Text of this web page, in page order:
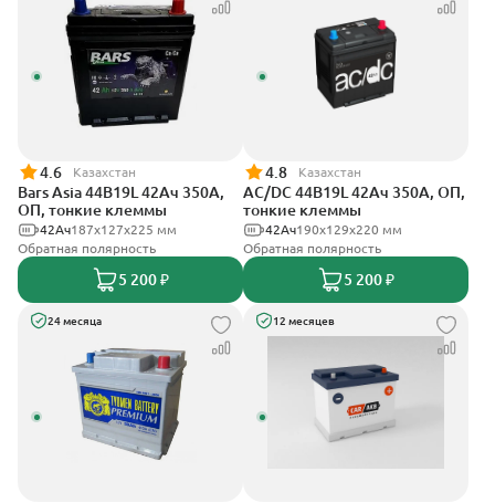
4.6 Казахстан
Bars Asia 44B19L 42Ач 350А,
ОП, тонкие клеммы
187x127x225 мм
42Ач
Обратная полярность
5 200 ₽
4.8 Казахстан
AC/DC 44B19L 42Ач 350А, ОП,
тонкие клеммы
190x129x220 мм
42Ач
Обратная полярность
5 200 ₽
24 месяца 12 месяцев